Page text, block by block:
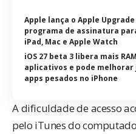
Apple lança o Apple
programa de assinatura
iPad, Mac e Apple Watch
iOS 27 beta 3 libera mais
aplicativos e pode melhorar
apps pesados no iPhone
A dificuldade de acesso
pelo iTunes do